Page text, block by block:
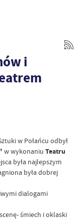
i
w Połańcu odbył
w wykonaniu Teatru
była najlepszym
była dobrej
dialogami
śmiech i oklaski